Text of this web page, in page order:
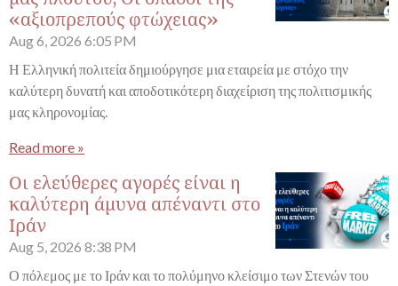
«αξιοπρεπούς φτώχειας»
Aug 6, 2026 6:05 PM
Η Ελληνική πολιτεία δημιούργησε μια εταιρεία με στόχο την
καλύτερη δυνατή και αποδοτικότερη διαχείριση της πολιτισμικής
μας κληρονομίας.
Read more »
Οι ελεύθερες αγορές είναι η
καλύτερη άμυνα απέναντι στο
Ιράν
Aug 5, 2026 8:38 PM
Ο πόλεμος με το Ιράν και το πολύμηνο κλείσιμο των Στενών του